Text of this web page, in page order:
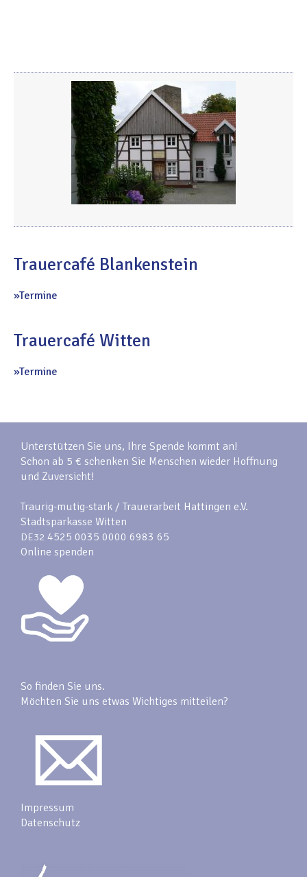
trauercafe.jpg
Trauercafé Blankenstein
Termine
Trauercafé Witten
Termine
Unterstützen Sie uns, Ihre Spende kommt an!
Schon ab 5 € schenken Sie Menschen wieder Hoffnung
und Zuversicht!
Traurig-mutig-stark / Trauerarbeit Hattingen e.V.
Stadtsparkasse Witten
DE32 4525 0035 0000 6983 65
Online spenden
So finden Sie uns.
Möchten Sie uns etwas Wichtiges mitteilen?
Impressum
Datenschutz